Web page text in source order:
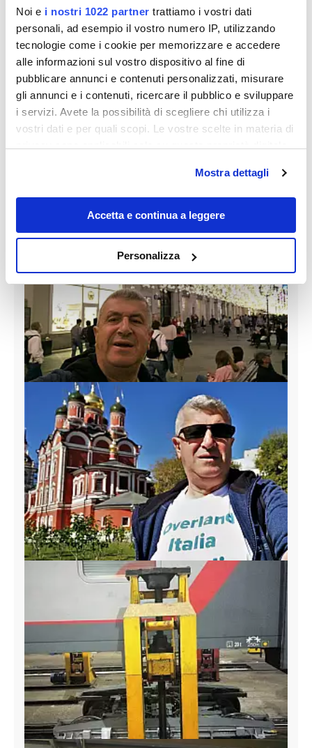
Noi e i nostri 1022 partner trattiamo i vostri dati
personali, ad esempio il vostro numero IP, utilizzando
tecnologie come i cookie per memorizzare e accedere
alle informazioni sul vostro dispositivo al fine di
pubblicare annunci e contenuti personalizzati, misurare
gli annunci e i contenuti, ricercare il pubblico e sviluppare
i servizi. Avete la possibilità di scegliere chi utilizza i
vostri dati e per quali scopi. Le vostre scelte in materia di
modificare o revocare il proprio consenso in qualsiasi
momento dalla Dichiarazione sui cookie o facendo clic
sull'icona di attivazione della privacy.
raccogliere informazioni sulla tua posizione
geografica, con un'approssimazione di qualche
metro,
Identificare il tuo dispositivo, scansionandolo
attivamente alla ricerca di caratteristiche specifiche
(impronte digitali).
Approfondisci come vengono elaborati i tuoi dati personali
e imposta le tue preferenze nellasezione dettagli. Puoi
modificare o ritirare il tuo consenso in qualsiasi momento
dalla Dichiarazione sui cookie.
Utilizziamo i cookie per personalizzare contenuti ed
annunci, per fornire funzionalità dei social media e per
analizzare il nostro traffico. Condividiamo inoltre
informazioni sul modo in cui utilizzi il nostro sito con i
nostri partner che si occupano di analisi dei dati web,
pubblicità e social media, i quali potrebbero combinarle
con altre informazioni che hai fornito loro o che hanno
raccolto dal tuo utilizzo dei loro servizi.
Mostra dettagli
Accetta e continua a leggere
Personalizza
overland giorgio